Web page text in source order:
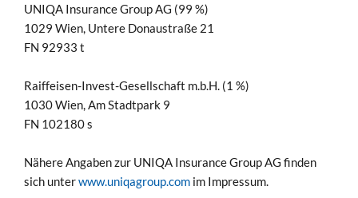
UNIQA Insurance Group AG (99 %)
1029 Wien, Untere Donaustraße 21
FN 92933 t
Raiffeisen-Invest-Gesellschaft m.b.H. (1 %)
1030 Wien, Am Stadtpark 9
FN 102180 s
Nähere Angaben zur UNIQA Insurance Group AG finden
sich unterwww.uniqagroup.com im Impressum.